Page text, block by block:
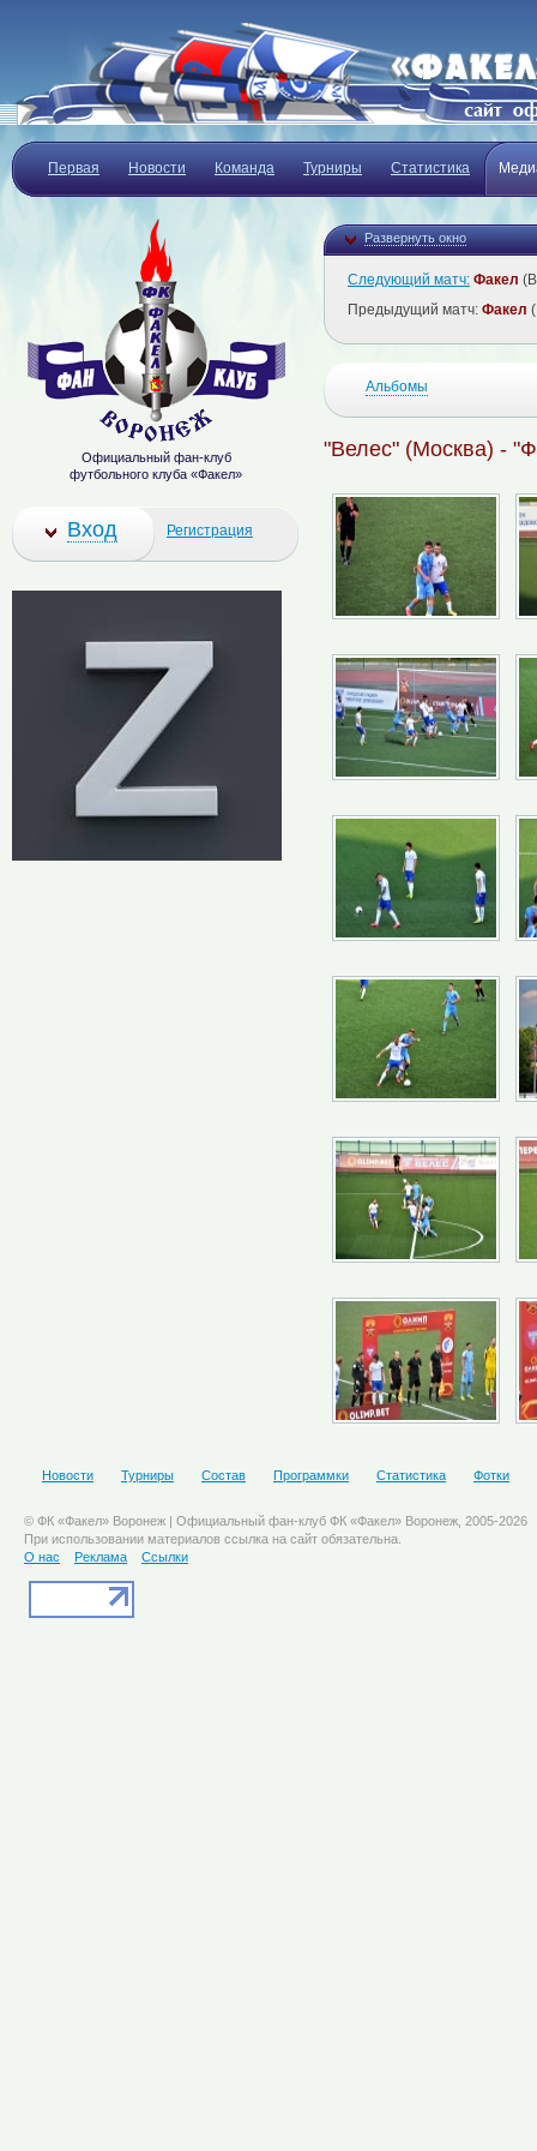
Первая Новости Команда Турниры Статистика
Развернуть окно
Следующий матч: Факел
Предыдущий матч: Факел
Альбомы
"Велес" (Москва) -
Официальный фан-клуб
футбольного клуба «Факел»
Вход Регистрация
Новости Турниры Состав Программки Статистика Фотки
© ФК «Факел» Воронеж | Официальный фан-клуб ФК «Факел» Воронеж, 2005-2026
При использовании материалов ссылка на сайт обязательна.
О нас
Реклама Ссылки